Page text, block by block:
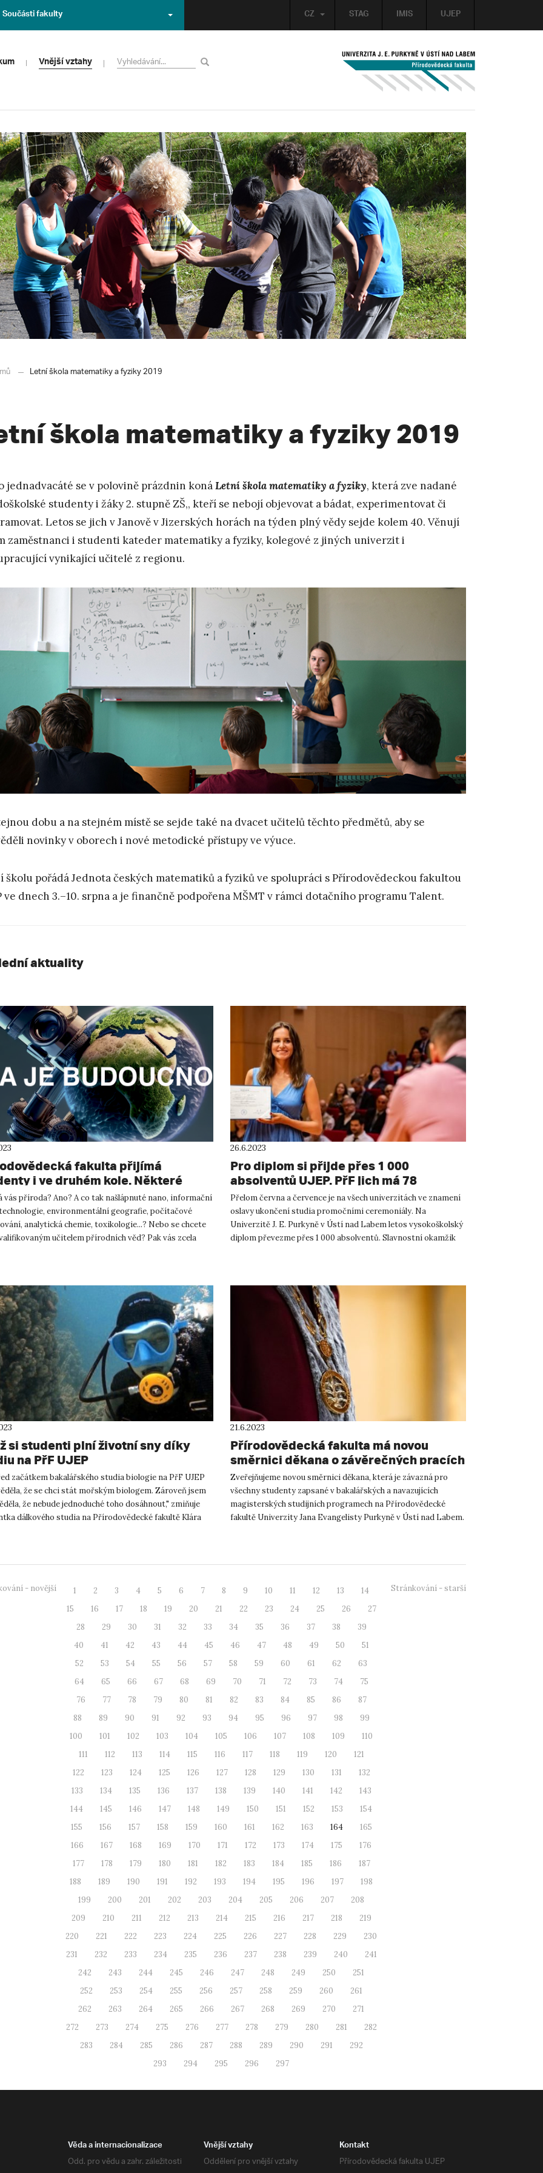
STAG IMIS UJEP
CZ
Součásti fakulty
Vnější vztahy
Letní škola matematiky a fyziky 2019
škola matematiky a fyziky 2019
jednadvacáté se v polovině prázdnin konáLetní škola matematiky a fyziky, která zve nadané
studenty i žáky 2. stupně ZŠ,, kteří se nebojí objevovat a bádat, experimentovat či
Letos se jich v Janově v Jizerských horách na týden plný vědy sejde kolem 40. Věnují
zaměstnanci i studenti kateder matematiky a fyziky, kolegové z jiných univerzit i
vynikající učitelé z regionu.
dobu a na stejném místě se sejde také na dvacet učitelů těchto předmětů, aby se
novinky v oborech i nové metodické přístupy ve výuce.
školu pořádá Jednota českých matematiků a fyziků ve spolupráci s Přírodovědeckou fakultou
ve dnech 3.–10. srpna a je finančně podpořena MŠMT v rámci dotačního programu Talent.
aktuality
fakulta přijímá
i ve druhém kole. Některé
jsou bez přijímacích zkoušek
vás příroda? Ano? A co tak našlápnuté nano, informační
environmentální geografie, počítačové
analytická chemie, toxikologie...? Nebo se chcete
učitelem přírodních věd? Pak vás zcela
26.6.2023
Pro diplom si přijde přes 1 000
absolventů UJEP. PřF jich má 78
Přelom června a července je na všech univerzitách ve znamení
oslavy ukončení studia promočními ceremoniály. Na
Univerzitě J. E. Purkyně v Ústí nad Labem letos vysokoškolský
diplom převezme přes 1 000 absolventů. Slavnostní okamžik
si studenti plní životní sny díky
na PřF UJEP
začátkem bakalářského studia biologie na PřF UJEP
že se chci stát mořským biologem. Zároveň jsem
že nebude jednoduché toho dosáhnout," zmiňuje
dálkového studia na Přírodovědecké fakultě Klára
21.6.2023
Přírodovědecká fakulta má novou
směrnici děkana o závěrečných pracích
Zveřejňujeme novou směrnici děkana, která je závazná pro
všechny studenty zapsané v bakalářských a navazujících
magisterských studijních programech na Přírodovědecké
fakultě Univerzity Jana Evangelisty Purkyně v Ústí nad Labem.
- novější 1 2 3 4 5 6 7 8 9 10 11 12 13
14
15
16 17 18 19 20 21 22 23 24 25 26
27
28
29 30 31 32 33 34 35 36 37 38
39
40
41 42 43 44 45 46 47 48 49 50
51
52
53 54 55 56 57 58 59 60 61 62
63
64
65 66 67 68 69 70 71 72 73 74
75
76
77 78 79 80 81 82 83 84 85 86
87
88
89 90 91 92 93 94 95 96 97 98
99
100
101 102 103 104 105 106 107 108 109
110
111
112 113 114 115 116 117 118 119 120
121
122
123 124 125 126 127 128 129 130 131
132
133
134 135 136 137 138 139 140 141 142
143
144
145 146 147 148 149 150 151 152 153
154
155
156 157 158 159 160 161 162 163 164
165
166
167 168 169 170 171 172 173 174 175
176
177
178 179 180 181 182 183 184 185 186
187
188
189 190 191 192 193 194 195 196 197
198
199
200 201 202 203 204 205 206 207
208
209
210 211 212 213 214 215 216 217 218
219
220
221 222 223 224 225 226 227 228 229
230
231
232 233 234 235 236 237 238 239 240
241
242
243 244 245 246 247 248 249 250
251
252
253 254 255 256 257 258 259 260
261
262
263 264 265 266 267 268 269 270
271
272
273 274 275 276 277 278 279 280 281
282
283
284 285 286 287 288 289 290 291
292
293
294 295 296 297
Stránkování - starší
Věda a internacionalizace
Odd. pro vědu a zahr. záležitosti
Vnější vztahy
Oddělení pro vnější vztahy
Kontakt
Přírodovědecká fakulta UJEP